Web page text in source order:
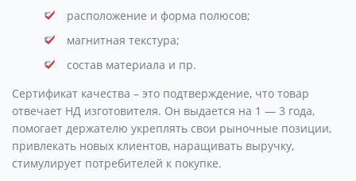
расположение и форма полюсов;
магнитная текстура;
состав материала и пр.
Сертификат качества – это подтверждение, что товар
отвечает НД изготовителя. Он выдается на 1 — 3 года,
помогает держателю укреплять свои рыночные позиции,
привлекать новых клиентов, наращивать выручку,
стимулирует потребителей к покупке.